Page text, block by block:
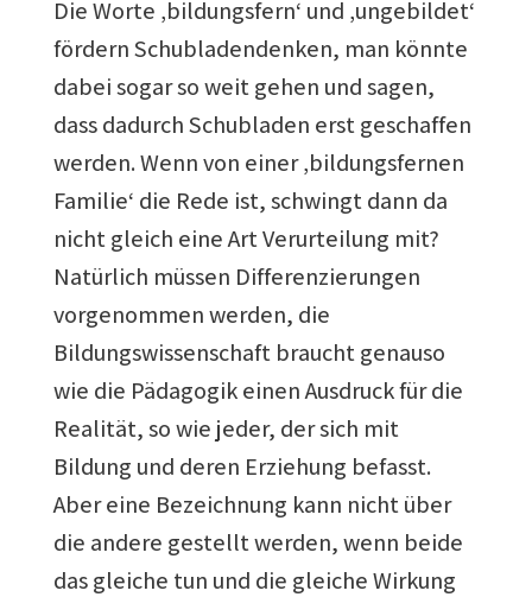
Die Worte ‚bildungsfern‘ und ‚ungebildet‘
fördern Schubladendenken, man könnte
dabei sogar so weit gehen und sagen,
dass dadurch Schubladen erst geschaffen
werden. Wenn von einer ‚bildungsfernen
Familie‘ die Rede ist, schwingt dann da
nicht gleich eine Art Verurteilung mit?
Natürlich müssen Differenzierungen
vorgenommen werden, die
Bildungswissenschaft braucht genauso
wie die Pädagogik einen Ausdruck für die
Realität, so wie jeder, der sich mit
Bildung und deren Erziehung befasst.
Aber eine Bezeichnung kann nicht über
die andere gestellt werden, wenn beide
das gleiche tun und die gleiche Wirkung